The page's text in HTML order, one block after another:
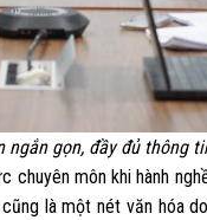
ngắn gọn, đầy đủ thông
chuyên môn khi hành
là một nét văn hóa